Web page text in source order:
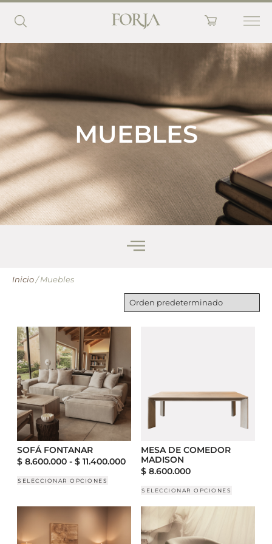
MUEBLES
Inicio/ Muebles
SOFÁ FONTANAR
$ 8.600.000 - $ 11.400.000
SELECCIONAR OPCIONES
MESA DE COMEDOR
MADISON
$ 8.600.000
SELECCIONAR OPCIONES